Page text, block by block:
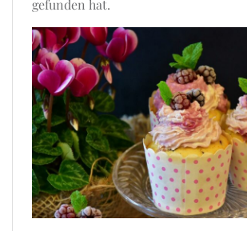
gefunden hat.